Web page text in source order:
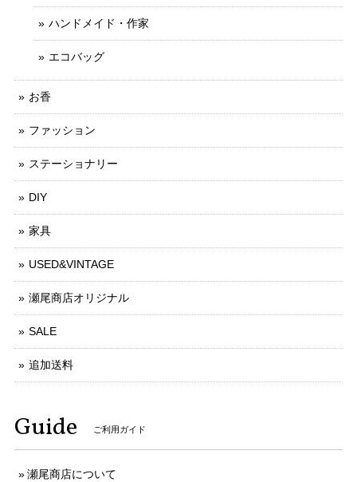
ハンドメイド・作家
エコバッグ
お香
ファッション
ステーショナリー
DIY
家具
USED&VINTAGE
瀬尾商店オリジナル
SALE
追加送料
Guide ご利用ガイド
瀬尾商店について